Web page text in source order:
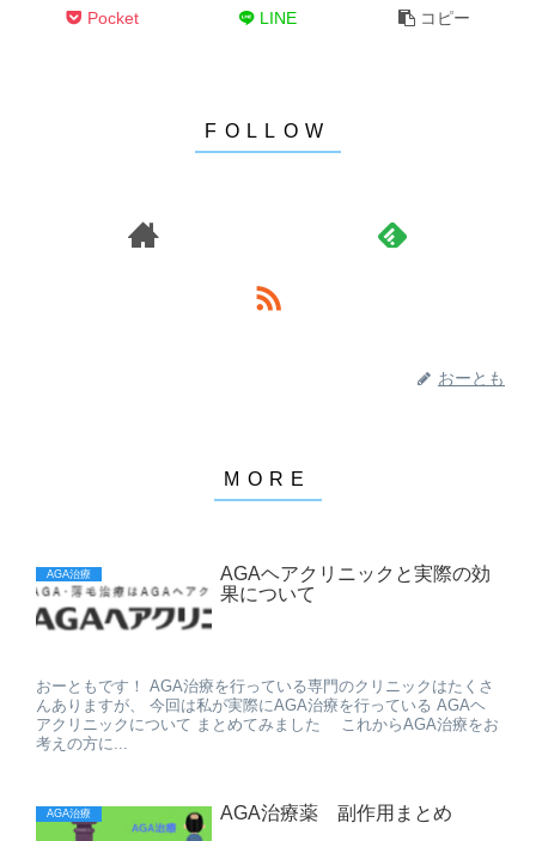
Pocket LINE コピー
おーとも
AGA治療
AGAヘアクリニックと実際の効
果について
おーともです！ AGA治療を行っている専門のクリニックはたくさ
んありますが、 今回は私が実際にAGA治療を行っている AGAヘ
アクリニックについて まとめてみました これからAGA治療をお
考えの方に...
AGA治療 AGA治療薬 副作用まとめ